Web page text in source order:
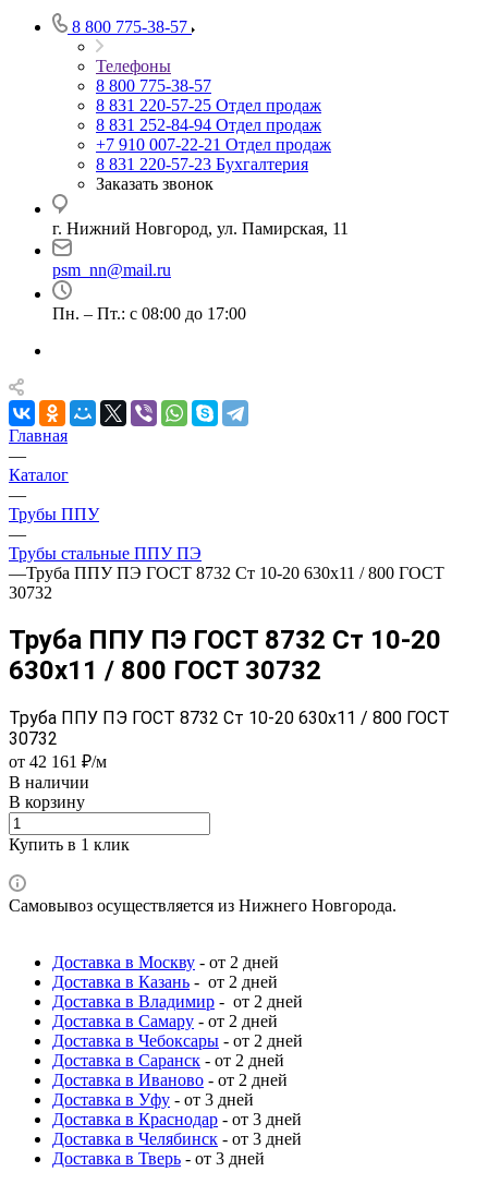
8 800 775-38-57
Телефоны
8 800 775-38-57
8 831 220-57-25 Отдел продаж
8 831 252-84-94 Отдел продаж
+7 910 007-22-21 Отдел продаж
8 831 220-57-23 Бухгалтерия
Заказать звонок
г. Нижний Новгород, ул. Памирская, 11
psm_nn@mail.ru
Пн. – Пт.: с 08:00 до 17:00
Главная
—
Каталог
—
Трубы ППУ
—
Трубы стальные ППУ ПЭ
—Труба ППУ ПЭ ГОСТ 8732 Ст 10-20 630x11 / 800 ГОСТ
30732
Труба ППУ ПЭ ГОСТ 8732 Ст 10-20
630x11 / 800 ГОСТ 30732
Труба ППУ ПЭ ГОСТ 8732 Ст 10-20 630x11 / 800 ГОСТ
30732
от 42 161 ₽/м
В наличии
В корзину
Купить в 1 клик
Самовывоз осуществляется из Нижнего Новгорода.
Доставка в Москву - от 2 дней
Доставка в Казань - от 2 дней
Доставка в Владимир - от 2 дней
Доставка в Самару - от 2 дней
Доставка в Чебоксары - от 2 дней
Доставка в Саранск - от 2 дней
Доставка в Иваново - от 2 дней
Доставка в Уфу - от 3 дней
Доставка в Краснодар - от 3 дней
Доставка в Челябинск - от 3 дней
Доставка в Тверь - от 3 дней